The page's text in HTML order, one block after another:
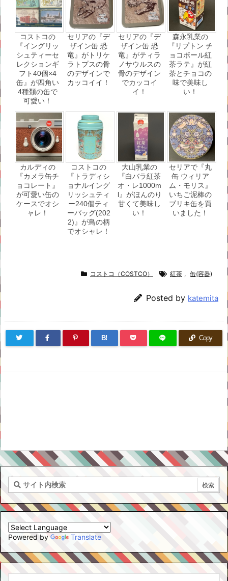
コストコの
『イングリッ
シュティーセ
レクションギ
フト40個×4
缶』が四角い
4種類の缶で
可愛い！
セリアの『デ
ザイン缶 恐
竜』がトリケ
ラトプスの骨
のデザインで
カッコイイ！
セリアの『デ
ザイン缶 恐
竜』がティラ
ノサウルスの
骨のデザイン
でカッコイ
イ！
森永乳業の
『リプトン チ
ョコボール紅
茶ラテ』が紅
茶とチョコの
味で美味し
い！
カルディの
『カメラ缶チ
ョコレート』
が可愛い缶の
ケースでオシ
ャレ！
コストコの
『トラディシ
ョナルイング
リッシュティ
ー240個ティ
ーバッグ(202
2)』が鳥の柄
でオシャレ！
大山乳業の
『白バラ紅茶
オ・レ1000m
l』がほんのり
甘くて美味し
い！
セリアで『丸
缶 ウィリア
ム・モリス』
いちご泥棒の
ブリキ缶を買
いました！
コストコ（COSTCO） 紅茶 , 缶(容器)
Posted by katemita
B! Copy
Powered by Translate